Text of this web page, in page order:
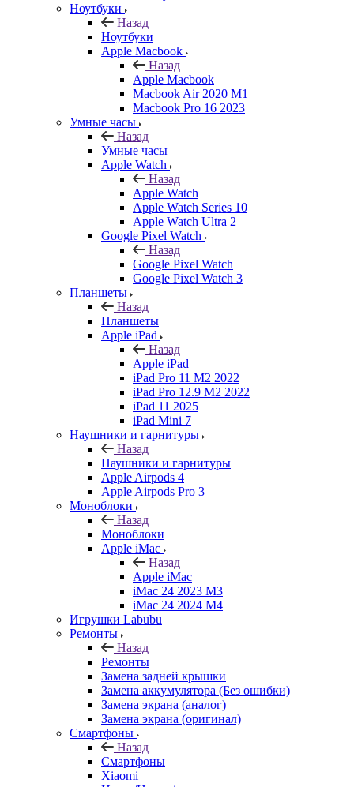
Ноутбуки
Назад
Ноутбуки
Apple Macbook
Назад
Apple Macbook
Macbook Air 2020 M1
Macbook Pro 16 2023
Умные часы
Назад
Умные часы
Apple Watch
Назад
Apple Watch
Apple Watch Series 10
Apple Watch Ultra 2
Google Pixel Watch
Назад
Google Pixel Watch
Google Pixel Watch 3
Планшеты
Назад
Планшеты
Apple iPad
Назад
Apple iPad
iPad Pro 11 M2 2022
iPad Pro 12.9 M2 2022
iPad 11 2025
iPad Mini 7
Наушники и гарнитуры
Назад
Наушники и гарнитуры
Apple Airpods 4
Apple Airpods Pro 3
Моноблоки
Назад
Моноблоки
Apple iMac
Назад
Apple iMac
iMac 24 2023 M3
iMac 24 2024 M4
Игрушки Labubu
Ремонты
Назад
Ремонты
Замена задней крышки
Замена аккумулятора (Без ошибки)
Замена экрана (аналог)
Замена экрана (оригинал)
Смартфоны
Назад
Смартфоны
Xiaomi